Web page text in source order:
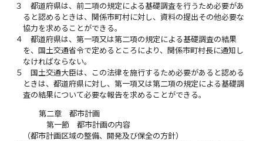
３
都道府県は、前二項の規定による基礎調査を行うため必要があ
ると認めるときは、関係市町村に対し、資料の提出その他必要な
協力を求めることができる。
４
都道府県は、第一項又は第二項の規定による基礎調査の結果
を、国土交通省令で定めるところにより、関係市町村長に通知し
なければならない。
５
国土交通大臣は、この法律を施行するため必要があると認める
ときは、都道府県に対し、第一項又は第二項の規定による基礎調
査の結果について必要な報告を求めることができる。
第二章 都市計画
第一節 都市計画の内容
（都市計画区域の整備、開発及び保全の方針）